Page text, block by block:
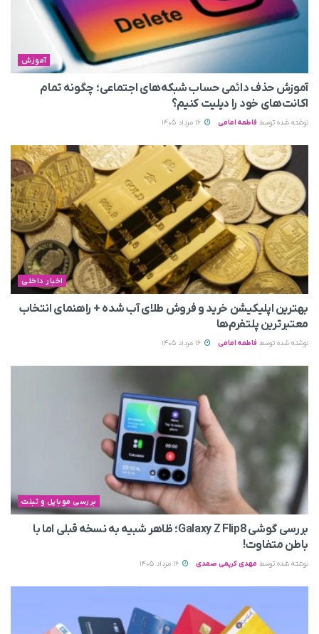
آموزش
آموزش حذف دائمی حساب شبکه‌های اجتماعی؛ چگونه تمام
اکانت‌های خود را دیلیت کنیم؟
نوشته شده توسط فاطمه امامی
اخبار داخلی
بهترین اپلیکیشن خرید و فروش طلای آب شده + راهنمای انتخاب
معتبرترین پلتفرم‌ها
نوشته شده توسط فاطمه امامی
بررسی موبایل و تبلت
بررسی گوشی Galaxy Z Flip8؛ ظاهر شبیه به نسخه قبلی اما با
باطن متفاوت!
نوشته شده توسط مهدی کریمی صمدی